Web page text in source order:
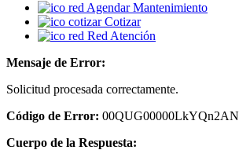
Agendar Mantenimiento
Cotizar
Red Atención
Mensaje de Error:
Solicitud procesada correctamente.
Código de Error: 00QUG00000LkYQn2AN
Cuerpo de la Respuesta: